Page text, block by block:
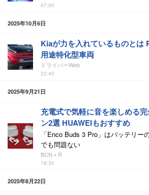
07:00
2025年10月6日
Kiaが力を入れているものとは
用途特化型車両
ドライバーWeb
22:40
2025年9月21日
充電式で気軽に音を楽しめる
ン2選 HUAWEIもおすすめ
「Enco Buds 3 Pro」はバッテリー
でも問題ない
BCN＋R
18:30
2025年8月22日